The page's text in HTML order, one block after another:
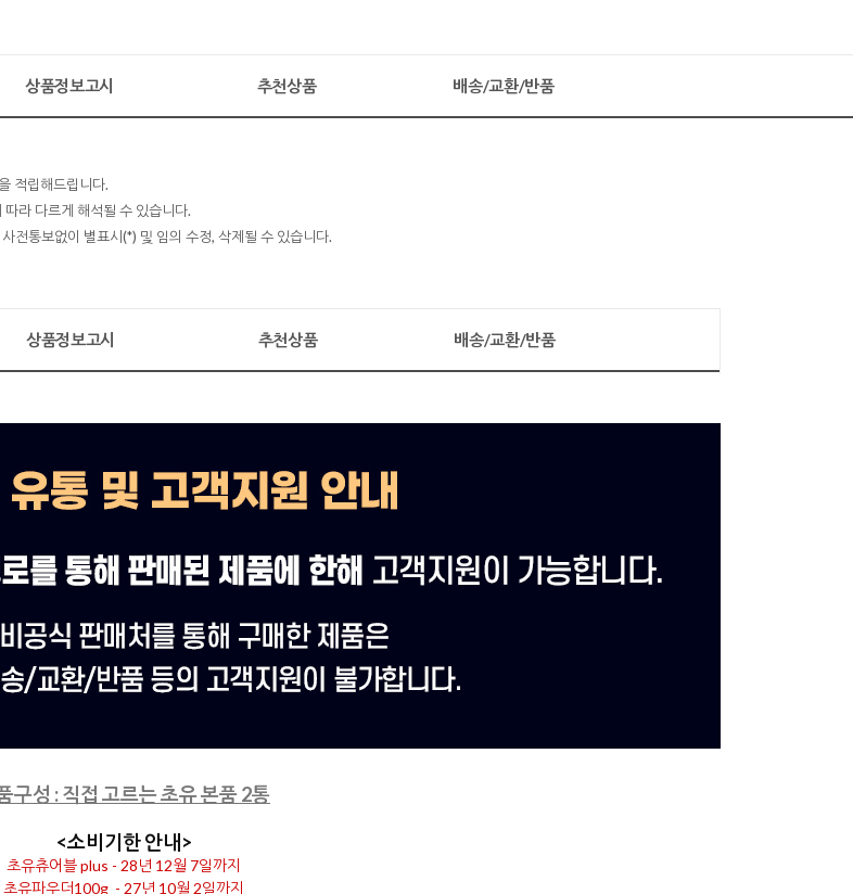
상품정보고시 추천상품 배송/교환/반품
적립해드립니다.
라 다르게 해석될 수 있습니다.
전통보없이 별표시(*) 및 임의 수정, 삭제될 수 있습니다.
상품정보고시 추천상품 배송/교환/반품
구성 : 직접 고르는 초유 본품 2통
<소비기한 안내>
초유츄어블 plus - 28년 12월 7일까지
초유파우더100g - 27년 10월 2일까지